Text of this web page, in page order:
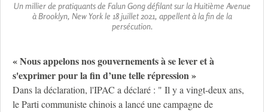
Un millier de pratiquants de Falun Gong défilant sur la Huitième Avenue
à Brooklyn, New York le 18 juillet 2021, appellent à la fin de la
persécution.
« Nous appelons nos gouvernements à se lever et à
s'exprimer pour la fin d’une telle répression »
Dans la déclaration, l'IPAC a déclaré : " Il y a vingt-deux ans,
le Parti communiste chinois a lancé une campagne de